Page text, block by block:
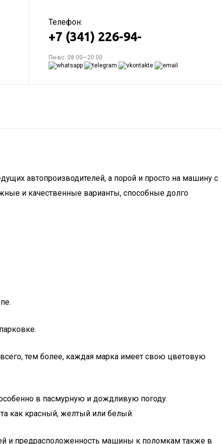
Телефон:
+7 (341) 226-94-
Пн-вс: 08:00—20:00
автопроизводителей, а порой и просто на машину с
и качественные варианты, способные долго
тем более, каждая марка имеет свою цветовую
в пасмурную и дождливую погоду.
как красный, желтый или белый.
и предрасположенность машины к поломкам также в